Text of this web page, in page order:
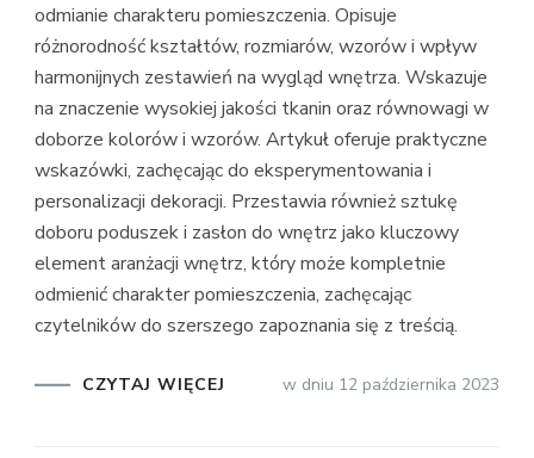
odmianie charakteru pomieszczenia. Opisuje
różnorodność kształtów, rozmiarów, wzorów i wpływ
harmonijnych zestawień na wygląd wnętrza. Wskazuje
na znaczenie wysokiej jakości tkanin oraz równowagi w
doborze kolorów i wzorów. Artykuł oferuje praktyczne
wskazówki, zachęcając do eksperymentowania i
personalizacji dekoracji. Przestawia również sztukę
doboru poduszek i zasłon do wnętrz jako kluczowy
element aranżacji wnętrz, który może kompletnie
odmienić charakter pomieszczenia, zachęcając
czytelników do szerszego zapoznania się z treścią.
CZYTAJ WIĘCEJ w dniu 12 października 2023